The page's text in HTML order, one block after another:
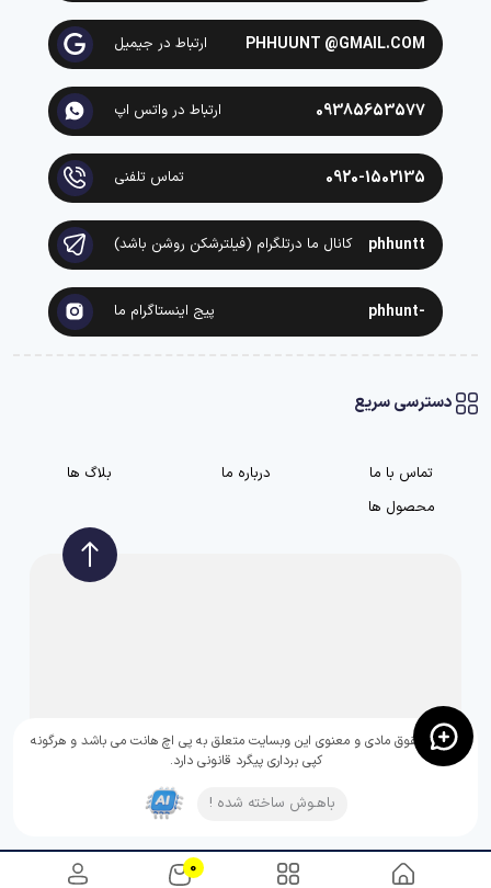
0
PHHUUNT @GMAIL.COM ارتباط در جیمیل
09385653577 ارتباط در واتس اپ
0920-1502135 تماس تلفنی
phhuntt کانال ما درتلگرام (فیلترشکن روشن باشد)
-phhunt پیج اینستاگرام ما
دسترسی سریع
تماس با ما درباره ما
بلاگ ها
محصول ها
تمامی حقوق مادی و معنوی این وبسایت متعلق به پی اچ هانت می باشد و هرگونه
کپی برداری پیگرد قانونی دارد.
باهـوش ساخته شده !